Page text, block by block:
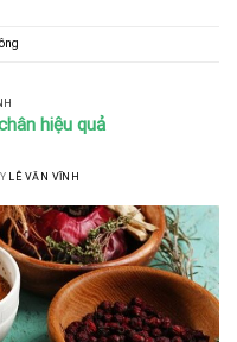
hiệu quả
LÊ VĂN VĨNH